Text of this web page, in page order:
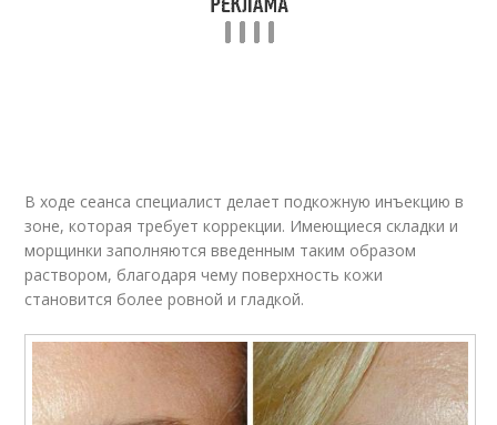
В ходе сеанса специалист делает подкожную инъекцию в
зоне, которая требует коррекции. Имеющиеся складки и
морщинки заполняются введенным таким образом
раствором, благодаря чему поверхность кожи
становится более ровной и гладкой.